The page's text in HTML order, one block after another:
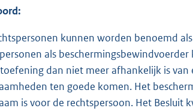
kunnen worden benoemd
als
dan niet meer afhankelijk is
ten goede komen. Het
is voor de rechtspersoon. Het Besluit